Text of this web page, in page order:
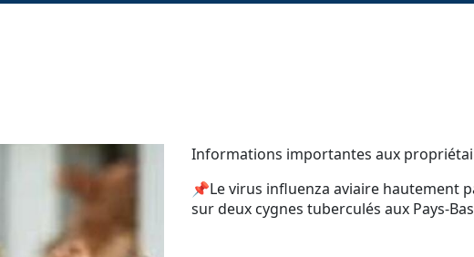
Informations importantes aux
📌Le virus influenza aviaire hautement
sur deux cygnes tuberculés aux Pays-